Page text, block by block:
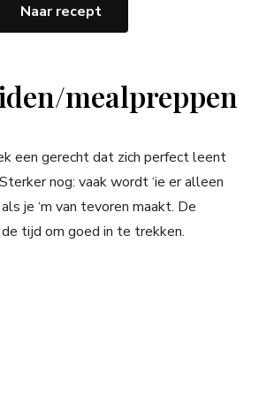
Naar recept
mealpreppen
een gerecht dat zich perfect leent
nog: vaak wordt ‘ie er alleen
je ‘m van tevoren maakt. De
tijd om goed in te trekken.